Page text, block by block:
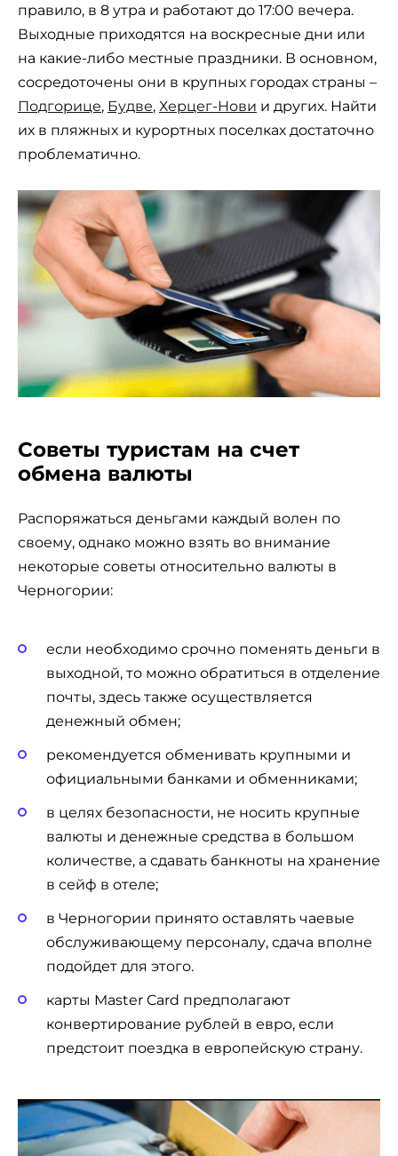
правило, в 8 утра и работают до 17:00 вечера.
Выходные приходятся на воскресные дни или
на какие-либо местные праздники. В основном,
сосредоточены они в крупных городах страны –
Подгорице, Будве, Херцег-Нови и других. Найти
их в пляжных и курортных поселках достаточно
проблематично.
Советы туристам на счет
обмена валюты
Распоряжаться деньгами каждый волен по
своему, однако можно взять во внимание
некоторые советы относительно валюты в
Черногории:
если необходимо срочно поменять деньги в
выходной, то можно обратиться в отделение
почты, здесь также осуществляется
денежный обмен;
рекомендуется обменивать крупными и
официальными банками и обменниками;
в целях безопасности, не носить крупные
валюты и денежные средства в большом
количестве, а сдавать банкноты на хранение
в сейф в отеле;
в Черногории принято оставлять чаевые
обслуживающему персоналу, сдача вполне
подойдет для этого.
карты Master Card предполагают
конвертирование рублей в евро, если
предстоит поездка в европейскую страну.